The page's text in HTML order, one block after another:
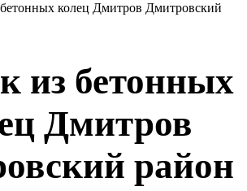
колец Дмитров Дмитровский
из бетонных
Дмитров
район